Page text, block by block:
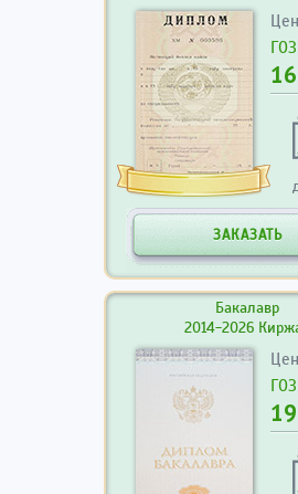
ЗАКАЗАТЬ
Бакалавр
2014-2026